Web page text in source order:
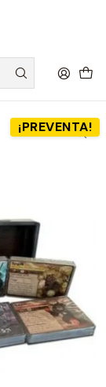
sobre
- Español
¡PREVENTA!